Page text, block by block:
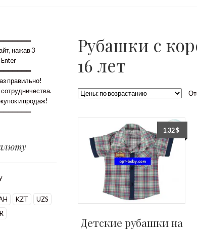
Рубашки с
16 лет
Детские рубашки на
1.32$
нажав 3
правильно!
и продаж!
KZT
UZS